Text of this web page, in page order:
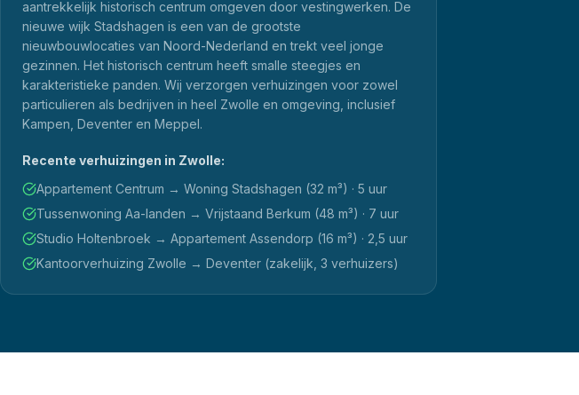
aantrekkelijk historisch centrum omgeven door vestingwerken. De
nieuwe wijk Stadshagen is een van de grootste
nieuwbouwlocaties van Noord-Nederland en trekt veel jonge
gezinnen. Het historisch centrum heeft smalle steegjes en
karakteristieke panden. Wij verzorgen verhuizingen voor zowel
particulieren als bedrijven in heel Zwolle en omgeving, inclusief
Kampen, Deventer en Meppel.
Recente verhuizingen in Zwolle:
Appartement Centrum → Woning Stadshagen (32 m³) · 5 uur
Tussenwoning Aa-landen → Vrijstaand Berkum (48 m³) · 7 uur
Studio Holtenbroek → Appartement Assendorp (16 m³) · 2,5 uur
Kantoorverhuizing Zwolle → Deventer (zakelijk, 3 verhuizers)